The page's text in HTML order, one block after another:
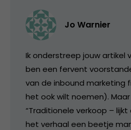
Jo Warnier
Ik onderstreep jouw artikel
ben een fervent
van de inbound marketing
het ook wilt noemen).
“Traditionele verkoop –
het verhaal een beetje